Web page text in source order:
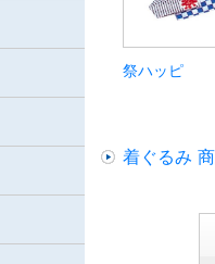
祭ハッピ
着ぐるみ